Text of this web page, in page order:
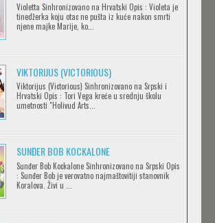
OBLUTAK
SERVAMP
Feb 12 2023 |
2.43: SEIIN HIGH SCHOOL BOYS VOLLEYBALL
TEAM
Violetta Sinhronizovano na Hrvatski Opis : Violeta je
tinedžerka koju otac ne pušta iz kuće nakon smrti
njene majke Marije, ko...
VIKTORIJUS (VICTORIOUS)
Viktorijus (Victorious) Sinhronizovano na Srpski i
Hrvatski Opis : Tori Vega kreće u srednju školu
umetnosti "Holivud Arts...
SUNĐER BOB KOCKALONE
Sunđer Bob Kockalone Sinhronizovano na Srpski Opis
: Sunđer Bob je verovatno najmaštovitiji stanovnik
Koralova. Živi u ...